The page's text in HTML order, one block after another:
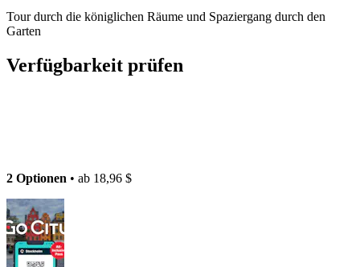
Tour durch die königlichen Räume und Spaziergang durch den
Garten
Verfügbarkeit prüfen
2 Optionen • ab 18,96 $